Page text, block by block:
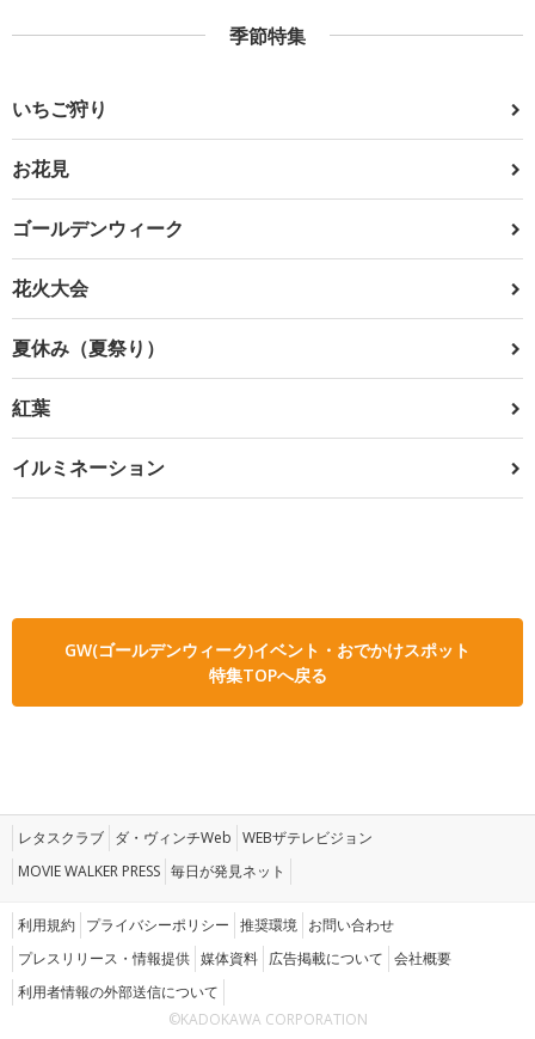
季節特集
いちご狩り
お花見
ゴールデンウィーク
花火大会
夏休み（夏祭り）
紅葉
イルミネーション
GW(ゴールデンウィーク)イベント・おでかけスポット
特集TOPへ戻る
レタスクラブ ダ・ヴィンチWeb WEBザテレビジョン
MOVIE WALKER PRESS 毎日が発見ネット
利用規約 プライバシーポリシー 推奨環境 お問い合わせ
プレスリリース・情報提供 媒体資料 広告掲載について 会社概要
利用者情報の外部送信について
©KADOKAWA CORPORATION